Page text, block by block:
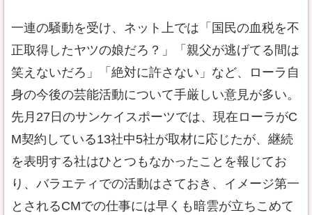
一連の騒動を受け、ネット上では「国民の血税を不
正取得したヤツの娘だろ？」「親父が逃げてる間は
笑えないだろ」「絶対に許さない」など、ローラ自
身の今後の芸能活動について手厳しい意見が多い。
先月27日のサンケイスポーツでは、現在ローラがC
M契約している13社中5社が取材に応じたが、継続
を表明する社はひとつもなかったことを報じてお
り、バラエティでの活動はさておき、イメージ第一
とされるCMでの仕事には早くも暗雲が立ちこめて